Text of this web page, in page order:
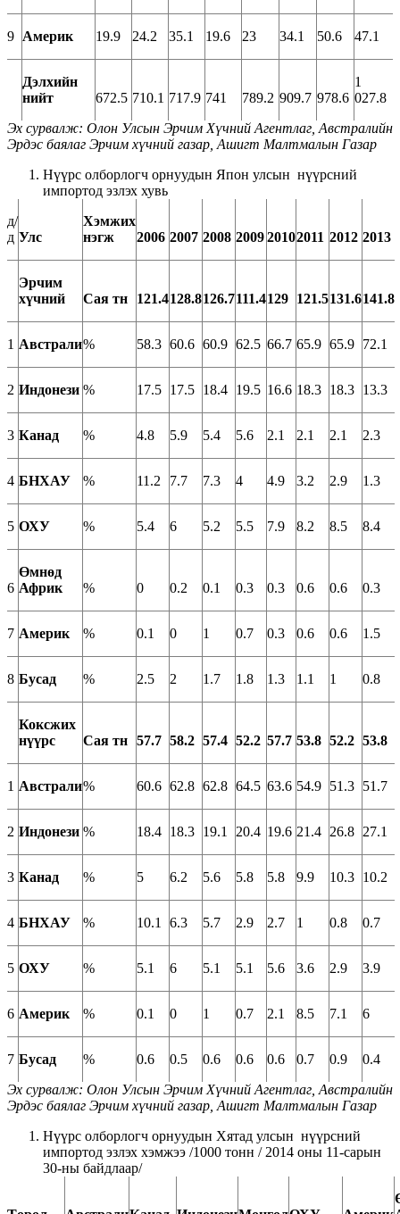
9 Америк 19.9 24.2 35.1 19.6 23 34.1 50.6 47.1
Дэлхийн
нийт
672.5 710.1 717.9 741 789.2 909.7 978.6
1
027.8
Эх сурвалж: Олон Улсын Эрчим Хүчний Агентлаг, Австралийн
Эрдэс баялаг Эрчим хүчний газар, Ашигт Малтмалын Газар
Нүүрс олборлогч орнуудын Япон улсын нүүрсний
импортод эзлэх хувь
д/
д Улс
Хэмжих
нэгж
2006 2007 2008 200920102011 2012 2013
Эрчим
хүчний
Сая тн 121.4128.8126.7111.4129 121.5131.6141.8
1 Австрали% 58.3 60.6 60.9 62.5 66.7 65.9 65.9 72.1
2 Индонези % 17.5 17.5 18.4 19.5 16.6 18.3 18.3 13.3
3 Канад % 4.8 5.9 5.4 5.6 2.1 2.1 2.1 2.3
4 БНХАУ % 11.2 7.7 7.3 4 4.9 3.2 2.9 1.3
5 ОХУ % 5.4 6 5.2 5.5 7.9 8.2 8.5 8.4
6
Өмнөд
Африк
% 0 0.2 0.1 0.3 0.3 0.6 0.6 0.3
7 Америк % 0.1 0 1 0.7 0.3 0.6 0.6 1.5
8 Бусад % 2.5 2 1.7 1.8 1.3 1.1 1 0.8
Коксжих
нүүрс
Сая тн 57.7 58.2 57.4 52.2 57.7 53.8 52.2 53.8
1 Австрали% 60.6 62.8 62.8 64.5 63.6 54.9 51.3 51.7
2 Индонези % 18.4 18.3 19.1 20.4 19.6 21.4 26.8 27.1
3 Канад % 5 6.2 5.6 5.8 5.8 9.9 10.3 10.2
4 БНХАУ % 10.1 6.3 5.7 2.9 2.7 1 0.8 0.7
5 ОХУ % 5.1 6 5.1 5.1 5.6 3.6 2.9 3.9
6 Америк % 0.1 0 1 0.7 2.1 8.5 7.1 6
7 Бусад % 0.6 0.5 0.6 0.6 0.6 0.7 0.9
0.4
Эх сурвалж: Олон Улсын Эрчим Хүчний Агентлаг, Австралийн
Эрдэс баялаг Эрчим хүчний газар, Ашигт Малтмалын Газар
Нүүрс олборлогч орнуудын Хятад улсын нүүрсний
импортод эзлэх хэмжээ /1000 тонн / 2014 оны 11-сарын
30-ны байдлаар/